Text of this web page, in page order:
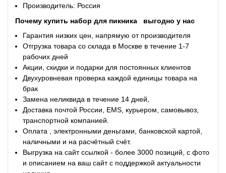
Производитель: Россия
Почему купить набор для пикника
выгодно у нас
Гарантия низких цен, напрямую от производителя
Отгрузка товара со склада в Москве в течение 1-7
рабочих дней
Акции, скидки и подарки для постоянных клиентов
Двухуровневая проверка каждой единицы товара на
брак
Замена неликвида в течение 14 дней,
Доставка почтой России, EMS, курьером, самовывоз,
транспортной компанией.
Оплата , электронными деньгами, банковской картой,
наличными и на расчётный счёт.
Выгрузка на сайт ссылкой - более 3000 позиций, с фото
и описанием на ваш сайт с поддержкой актуальности